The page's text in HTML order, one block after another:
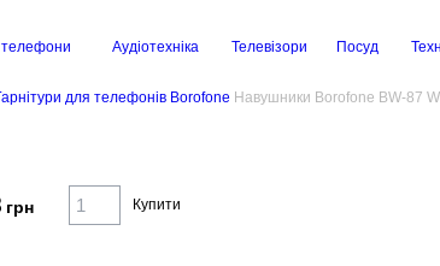
Аудіотехніка Телевізори Посуд
для телефонів Borofone Навушники Borofone BW-87
грн Купити